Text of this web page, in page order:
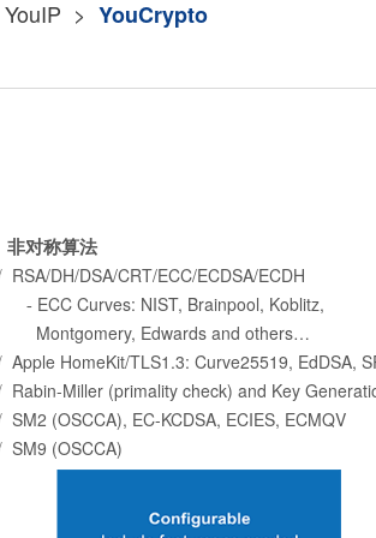
YouIP > YouCrypto
非对称算法
RSA/DH/DSA/CRT/ECC/ECDSA/ECDH
- ECC Curves: NIST, Brainpool, Koblitz,
Montgomery, Edwards and others…
Apple HomeKit/TLS1.3: Curve25519, EdDSA,
Rabin-Miller (primality check) and Key
SM2 (OSCCA), EC-KCDSA, ECIES, ECMQV
SM9 (OSCCA)